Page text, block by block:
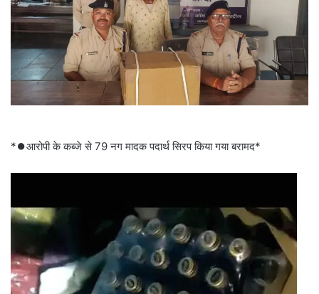
*⏺️आरोपी के कब्जे से 79 नग मादक पदार्थ सिरप किया गया बरामद*